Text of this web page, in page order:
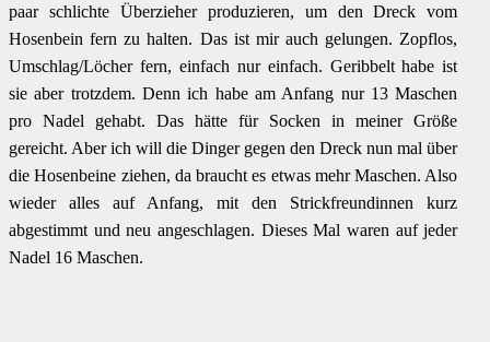
paar schlichte Überzieher produzieren, um den Dreck vom
Hosenbein fern zu halten. Das ist mir auch gelungen. Zopflos,
Umschlag/Löcher fern, einfach nur einfach. Geribbelt habe ist
sie aber trotzdem. Denn ich habe am Anfang nur 13 Maschen
pro Nadel gehabt. Das hätte für Socken in meiner Größe
gereicht. Aber ich will die Dinger gegen den Dreck nun mal über
die Hosenbeine ziehen, da braucht es etwas mehr Maschen. Also
wieder alles auf Anfang, mit den Strickfreundinnen kurz
abgestimmt und neu angeschlagen. Dieses Mal waren auf jeder
Nadel 16 Maschen.